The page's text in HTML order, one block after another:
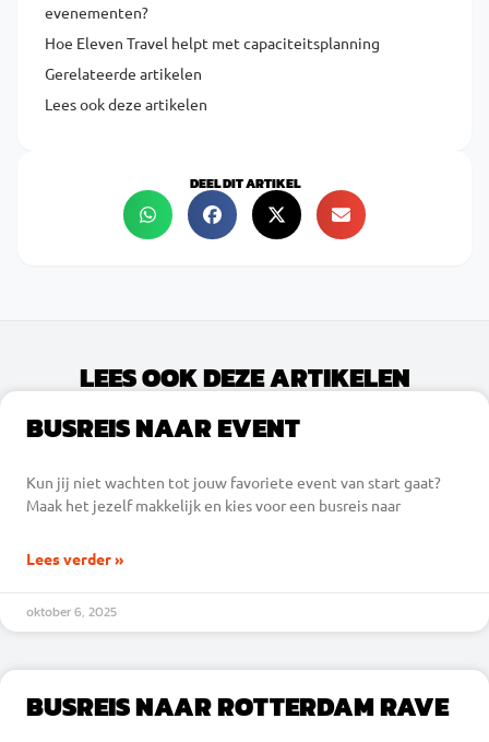
evenementen?
Hoe Eleven Travel helpt met capaciteitsplanning
Gerelateerde artikelen
Lees ook deze artikelen
DEEL DIT ARTIKEL
LEES OOK DEZE ARTIKELEN
BUSREIS NAAR EVENT
Kun jij niet wachten tot jouw favoriete event van start gaat?
Maak het jezelf makkelijk en kies voor een busreis naar
Lees verder »
oktober 6, 2025
BUSREIS NAAR ROTTERDAM RAVE